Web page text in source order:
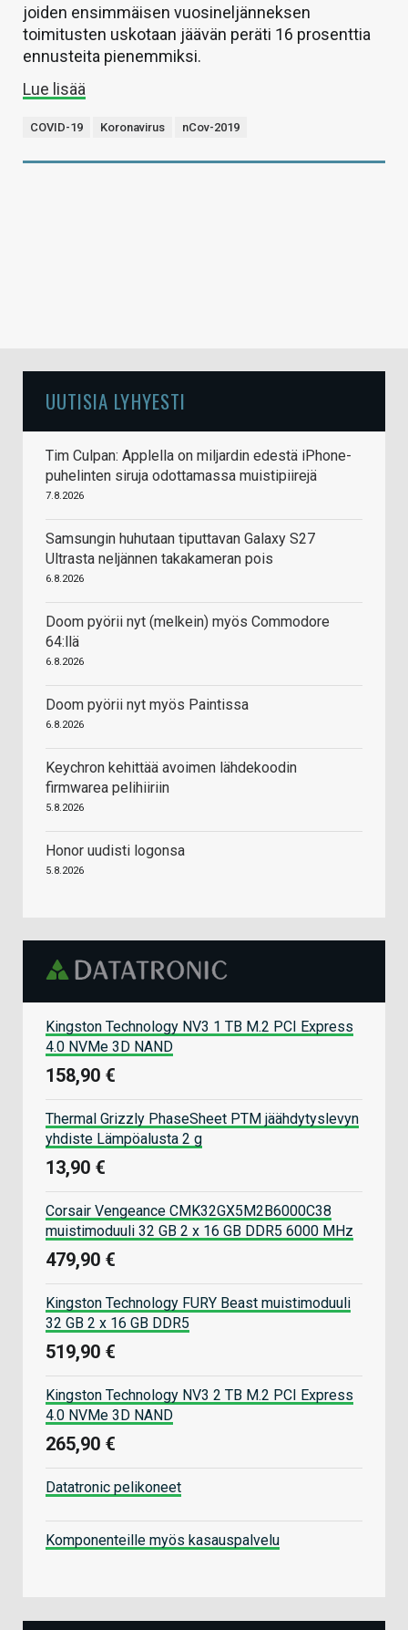
joiden ensimmäisen vuosineljänneksen
toimitusten uskotaan jäävän peräti 16 prosenttia
ennusteita pienemmiksi.
Lue lisää
COVID-19 Koronavirus nCov-2019
UUTISIA LYHYESTI
Tim Culpan: Applella on miljardin edestä iPhone-
puhelinten siruja odottamassa muistipiirejä
7.8.2026
Samsungin huhutaan tiputtavan Galaxy S27
Ultrasta neljännen takakameran pois
6.8.2026
Doom pyörii nyt (melkein) myös Commodore
64:llä
6.8.2026
Doom pyörii nyt myös Paintissa
6.8.2026
Keychron kehittää avoimen lähdekoodin
firmwarea pelihiiriin
5.8.2026
Honor uudisti logonsa
5.8.2026
Kingston Technology NV3 1 TB M.2 PCI Express
4.0 NVMe 3D NAND
158,90 €
Thermal Grizzly PhaseSheet PTM jäähdytyslevyn
yhdiste Lämpöalusta 2 g
13,90 €
Corsair Vengeance CMK32GX5M2B6000C38
muistimoduuli 32 GB 2 x 16 GB DDR5 6000 MHz
479,90 €
Kingston Technology FURY Beast muistimoduuli
32 GB 2 x 16 GB DDR5
519,90 €
Kingston Technology NV3 2 TB M.2 PCI Express
4.0 NVMe 3D NAND
265,90 €
Datatronic pelikoneet
Komponenteille myös kasauspalvelu